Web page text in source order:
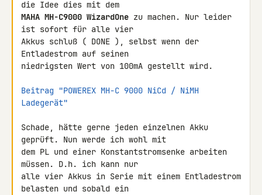
MAHA MH-C9000 WizardOne zu machen. Nur leider
ist sofort für alle vier
Akkus schluß ( DONE ), selbst wenn der
Entladestrom auf seinen
niedrigsten Wert von 100mA gestellt wird.
Beitrag "POWEREX MH-C 9000 NiCd / NiMH
Ladegerät"
Schade, hätte gerne jeden einzelnen Akku
geprüft. Nun werde ich wohl mit
dem PL und einer Konstantstromsenke arbeiten
müssen. D.h. ich kann nur
alle vier Akkus in Serie mit einem Entladestrom
belasten und sobald ein